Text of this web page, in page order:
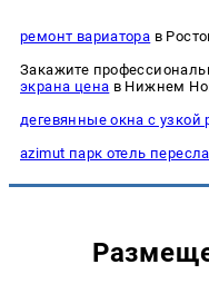
ремонт вариатора в
Закажите
экрана цена в Нижнем
дегевянные окна с узкой
azimut парк отель